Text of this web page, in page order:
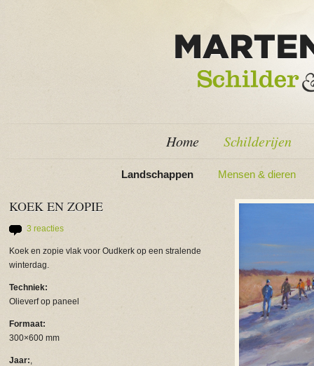
Home Schilderijen
Landschappen Mensen & dieren
KOEK EN ZOPIE
3 reacties
Koek en zopie vlak voor Oudkerk op een stralende
winterdag.
Techniek:
Olieverf op paneel
Formaat:
300×600 mm
Jaar:,